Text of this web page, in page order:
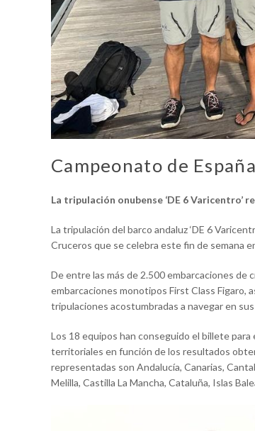
Campeonato de
La tripulación onubense ‘DE 6 Varicentro’
La tripulación del barco andaluz ‘DE 6
Cruceros que se celebra este fin de semana
De entre las más de 2.500 embarcaciones de
embarcaciones monotipos First Class Figaro,
tripulaciones acostumbradas a navegar en
Los 18 equipos han conseguido el billete
territoriales en función de los resultados
representadas son Andalucía, Canarias,
Melilla, Castilla La Mancha, Cataluña, Islas